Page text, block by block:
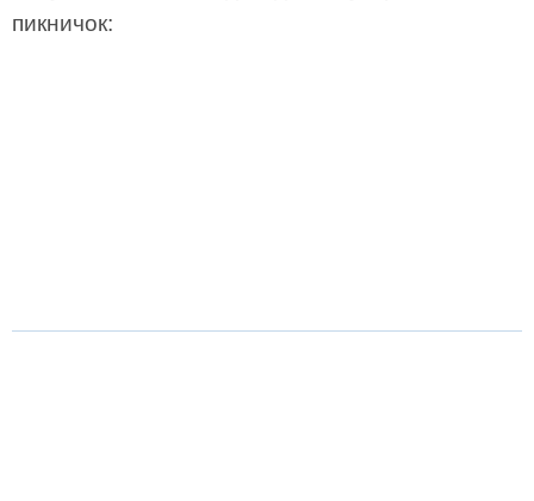
пикничок: